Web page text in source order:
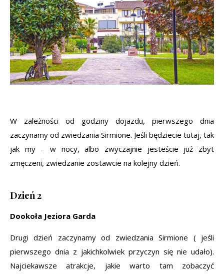
W zależności od godziny dojazdu, pierwszego dnia
zaczynamy od zwiedzania Sirmione. Jeśli będziecie tutaj, tak
jak my – w nocy, albo zwyczajnie jesteście już zbyt
zmęczeni, zwiedzanie zostawcie na kolejny dzień.
Dzień 2
Dookoła Jeziora Garda
Drugi dzień zaczynamy od zwiedzania Sirmione ( jeśli
pierwszego dnia z jakichkolwiek przyczyn się nie udało).
Najciekawsze atrakcje, jakie warto tam zobaczyć